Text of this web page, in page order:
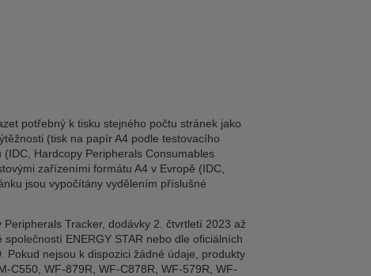
potřebný k tisku stejného počtu stránek jako
(tisk na papír A4 podle testovacího
(IDC, Hardcopy Peripherals Consumables
zařízeními formátu A4 v Evropě (IDC,
jsou vypočítány vydělením příslušné
Tracker, dodávky 2. čtvrtletí 2023 až
ENERGY STAR nebo dle oficiálních
nejsou k dispozici žádné údaje, produkty
C550, WF-879R, WF-C878R, WF-579R, WF-